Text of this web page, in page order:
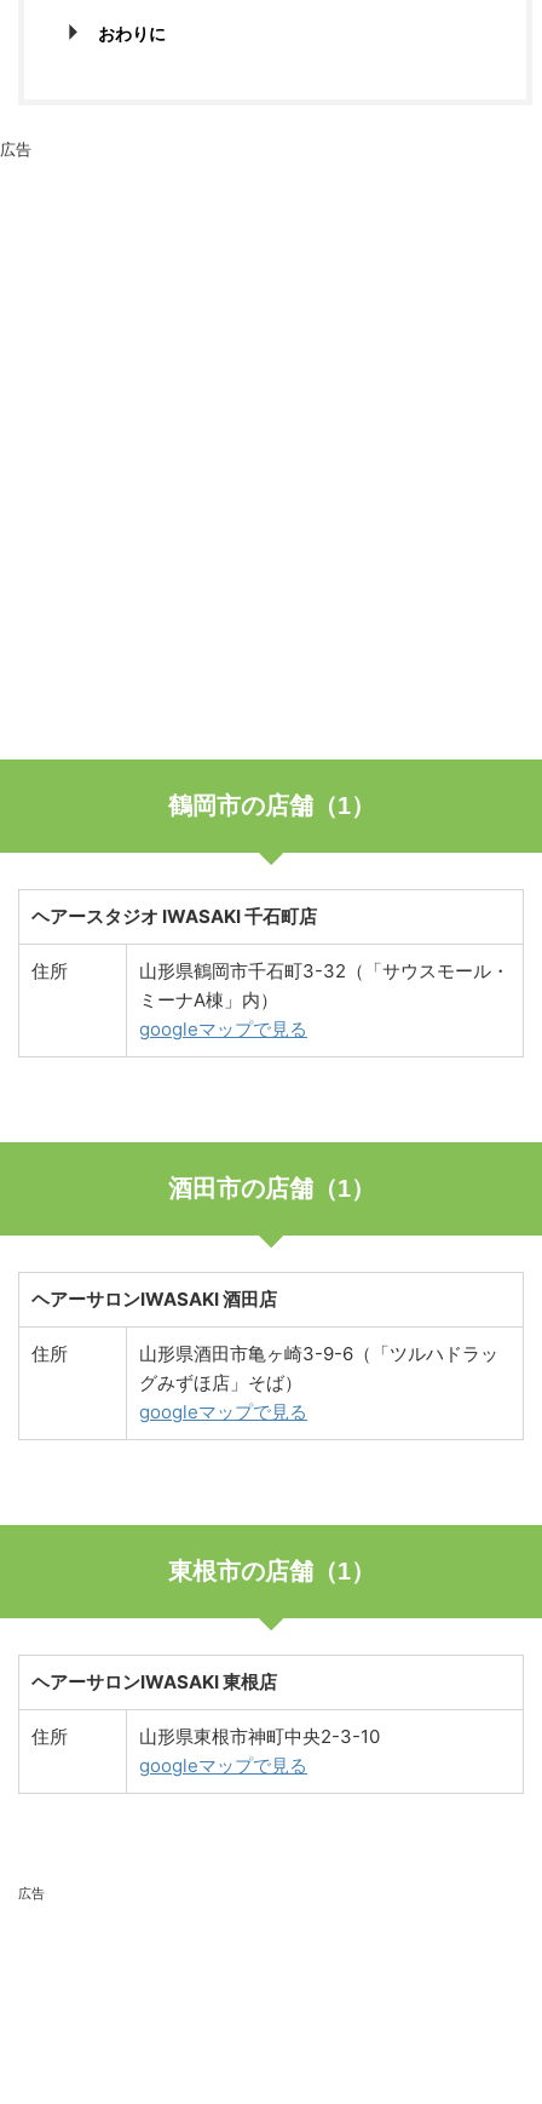
おわりに
広告
鶴岡市の店舗（1）
ヘアースタジオ IWASAKI 千石町店
住所
山形県鶴岡市千石町3-32（「サウスモール・
ミーナA棟」内）
googleマップで見る
酒田市の店舗（1）
ヘアーサロンIWASAKI 酒田店
住所
山形県酒田市亀ヶ崎3-9-6（「ツルハドラッ
グみずほ店」そば）
googleマップで見る
東根市の店舗（1）
ヘアーサロンIWASAKI 東根店
住所
山形県東根市神町中央2-3-10
googleマップで見る
広告